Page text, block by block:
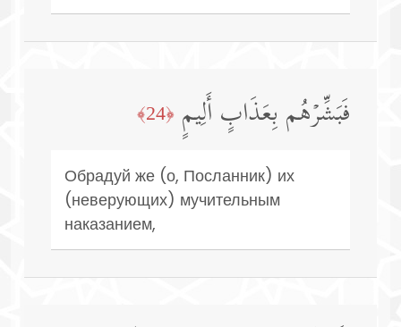
فَبَشِّرۡهُم بِعَذَابٍ أَلِیمٍ ﴿24﴾
Обрадуй же (о, Посланник) их
(неверующих) мучительным
наказанием,